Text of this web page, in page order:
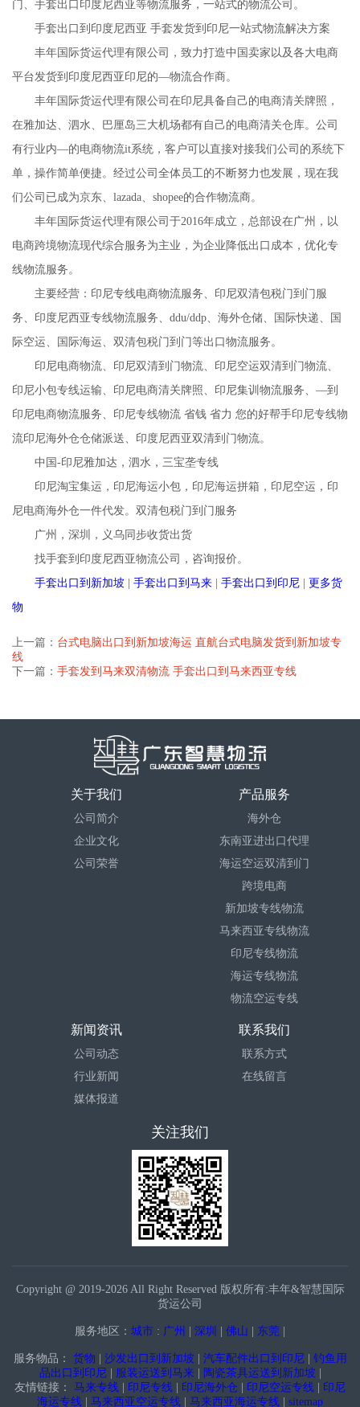
门、手套出口印度尼西亚等物流服务，一站式的物流公司。
手套出口到印度尼西亚 手套发货到印尼一站式物流解决方案
丰年国际货运代理有限公司，致力打造中国卖家以及各大电商
平台发货到印度尼西亚印尼的—物流合作商。
丰年国际货运代理有限公司在印尼具备自己的电商清关牌照，
在雅加达、泗水、巴厘岛三大机场都有自己的电商清关仓库。公司
有行业内—的电商物流it系统，客户可以直接对接我们公司的系统下
单，操作简单便捷。经过公司全体员工的不断努力也发展，现在我
们公司已成为京东、lazada、shopee的合作物流商。
丰年国际货运代理有限公司于2016年成立，总部设在广州，以
电商跨境物流现代综合服务为主业，为企业降低出口成本，优化专
线物流服务。
主要经营：印尼专线电商物流服务、印尼双清包税门到门服
务、印度尼西亚专线物流服务、ddu/ddp、海外仓储、国际快递、国
际空运、国际海运、双清包税门到门等出口物流服务。
印尼电商物流、印尼双清到门物流、印尼空运双清到门物流、
印尼小包专线运输、印尼电商清关牌照、印尼集训物流服务、—到
印尼电商物流服务、印尼专线物流 省钱 省力 您的好帮手印尼专线物
流印尼海外仓仓储派送、印度尼西亚双清到门物流。
中国-印尼雅加达，泗水，三宝垄专线
印尼淘宝集运，印尼海运小包，印尼海运拼箱，印尼空运，印
尼电商海外仓一件代发。双清包税门到门服务
广州，深圳，义乌同步收货出货
找手套到印度尼西亚物流公司，咨询报价。
手套出口到新加坡 | 手套出口到马来 | 手套出口到印尼 | 更多货
物
上一篇： 台式电脑出口到新加坡海运 直航台式电脑发货到新加坡专
线
下一篇： 手套发到马来双清物流 手套出口到马来西亚专线
关于我们
公司简介
企业文化
公司荣誉
产品服务
海外仓
东南亚进出口代理
海运空运双清到门
跨境电商
新加坡专线物流
马来西亚专线物流
印尼专线物流
海运专线物流
物流空运专线
新闻资讯
公司动态
行业新闻
媒体报道
联系我们
联系方式
在线留言
关注我们
Copyright @ 2019-2026 All Right Reserved 版权所有:丰年&智慧国际
货运公司
服务地区： 城市 : 广州 | 深圳 | 佛山 | 东莞 |
服务物品： 货物 | 沙发出口到新加坡 | 汽车配件出口到印尼| 钓鱼用
品出口到印尼| 服装运送到马来| 陶瓷茶具运送到新加坡 |
友情链接： 马来专线 | 印尼专线 | 印尼海外仓 | 印尼空运专线 | 印尼
海运专线 | 马来西亚空运专线 | 马来西亚海运专线 | sitemap